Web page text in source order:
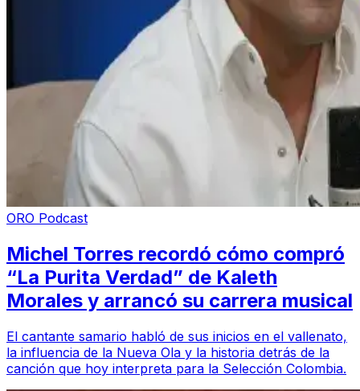
ORO Podcast
Michel Torres recordó cómo compró
“La Purita Verdad” de Kaleth
Morales y arrancó su carrera musical
El cantante samario habló de sus inicios en el vallenato,
la influencia de la Nueva Ola y la historia detrás de la
canción que hoy interpreta para la Selección Colombia.